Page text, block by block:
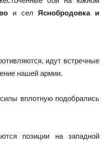
и селЯснобродовка и
идут встречные
нашей армии.
вплотную подобрались
позиции на западной